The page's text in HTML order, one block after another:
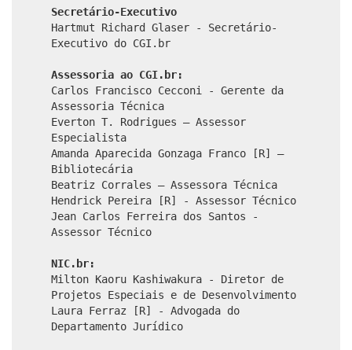
Secretário-Executivo
Hartmut Richard Glaser - Secretário-
Executivo do CGI.br
Assessoria ao CGI.br:
Carlos Francisco Cecconi - Gerente da
Assessoria Técnica
Everton T. Rodrigues – Assessor
Especialista
Amanda Aparecida Gonzaga Franco [R] –
Bibliotecária
Beatriz Corrales – Assessora Técnica
Hendrick Pereira [R] - Assessor Técnico
Jean Carlos Ferreira dos Santos -
Assessor Técnico
NIC.br:
Milton Kaoru Kashiwakura - Diretor de
Projetos Especiais e de Desenvolvimento
Laura Ferraz [R] - Advogada do
Departamento Jurídico